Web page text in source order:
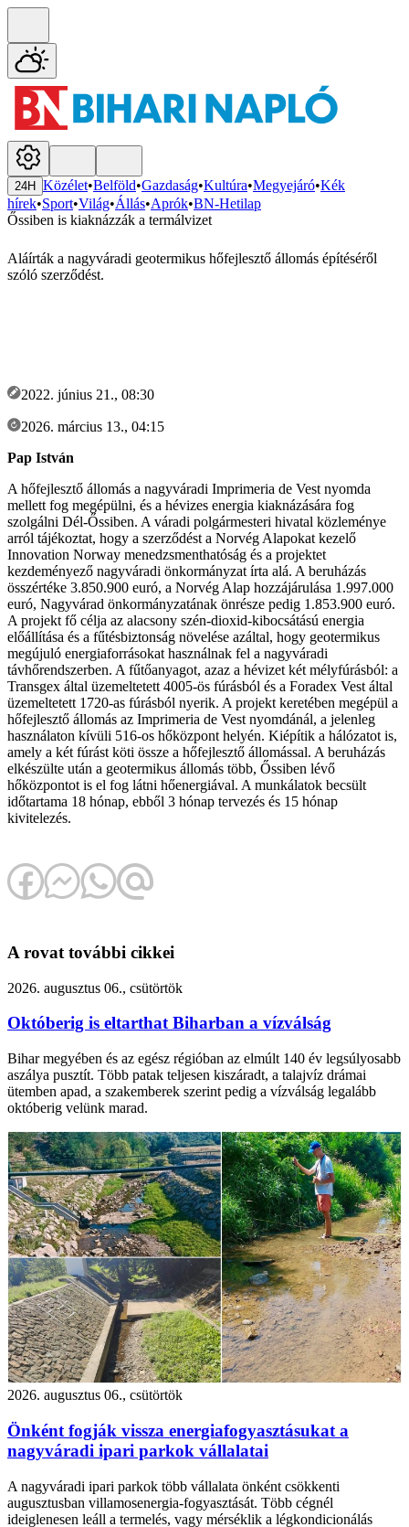
24H Közélet•Belföld•Gazdaság•Kultúra•Megyejáró•Kék
hírek•Sport•Világ•Állás•Aprók•BN-Hetilap
Őssiben is kiaknázzák a termálvizet
Aláírták a nagyváradi geotermikus hőfejlesztő állomás építéséről
szóló szerződést.
2022. június 21., 08:30
2026. március 13., 04:15
Pap István
A hőfejlesztő állomás a nagyváradi Imprimeria de Vest nyomda
mellett fog megépülni, és a hévizes energia kiaknázására fog
szolgálni Dél-Őssiben. A váradi polgármesteri hivatal közleménye
arról tájékoztat, hogy a szerződést a Norvég Alapokat kezelő
Innovation Norway menedzsmenthatóság és a projektet
kezdeményező nagyváradi önkormányzat írta alá. A beruházás
összértéke 3.850.900 euró, a Norvég Alap hozzájárulása 1.997.000
euró, Nagyvárad önkormányzatának önrésze pedig 1.853.900 euró.
A projekt fő célja az alacsony szén-dioxid-kibocsátású energia
előállítása és a fűtésbiztonság növelése azáltal, hogy geotermikus
megújuló energiaforrásokat használnak fel a nagyváradi
távhőrendszerben. A fűtőanyagot, azaz a hévizet két mélyfúrásból: a
Transgex által üzemeltetett 4005-ös fúrásból és a Foradex Vest által
üzemeltetett 1720-as fúrásból nyerik. A projekt keretében megépül a
hőfejlesztő állomás az Imprimeria de Vest nyomdánál, a jelenleg
használaton kívüli 516-os hőközpont helyén. Kiépítik a hálózatot is,
amely a két fúrást köti össze a hőfejlesztő állomással. A beruházás
elkészülte után a geotermikus állomás több, Őssiben lévő
hőközpontot is el fog látni hőenergiával. A munkálatok becsült
időtartama 18 hónap, ebből 3 hónap tervezés és 15 hónap
kivitelezés.
A rovat további cikkei
2026. augusztus 06., csütörtök
Októberig is eltarthat Biharban a vízválság
Bihar megyében és az egész régióban az elmúlt 140 év legsúlyosabb
aszálya pusztít. Több patak teljesen kiszáradt, a talajvíz drámai
ütemben apad, a szakemberek szerint pedig a vízválság legalább
októberig velünk marad.
2026. augusztus 06., csütörtök
Önként fogják vissza energiafogyasztásukat a
nagyváradi ipari parkok vállalatai
A nagyváradi ipari parkok több vállalata önként csökkenti
augusztusban villamosenergia-fogyasztását. Több cégnél
ideiglenesen leáll a termelés, vagy mérséklik a légkondicionálás